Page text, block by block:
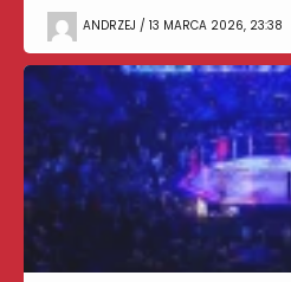
ANDRZEJ / 13 MARCA 2026, 23:38